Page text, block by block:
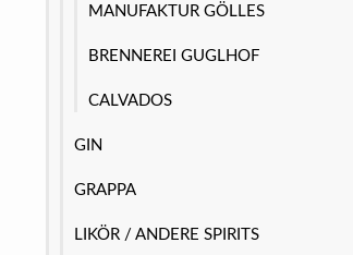
MANUFAKTUR GÖLLES
BRENNEREI GUGLHOF
CALVADOS
GIN
GRAPPA
LIKÖR / ANDERE SPIRITS